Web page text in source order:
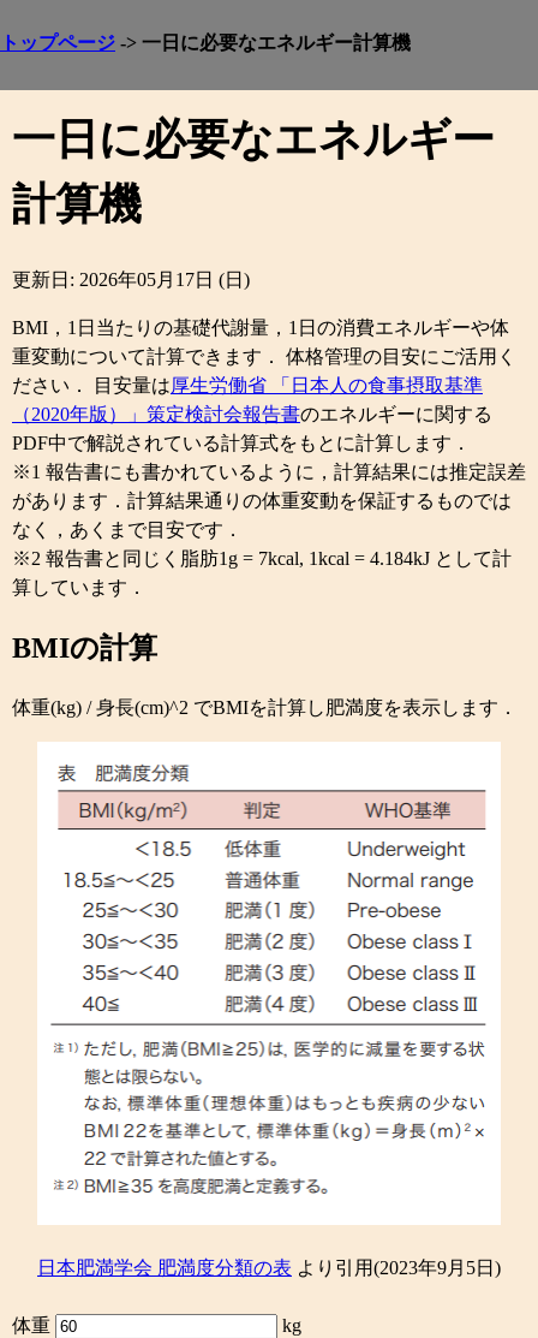
トップページ -> 一日に必要なエネルギー計算機
一日に必要なエネルギー
計算機
更新日: 2026年05月17日 (日)
BMI，1日当たりの基礎代謝量，1日の消費エネルギーや体
重変動について計算できます． 体格管理の目安にご活用く
ださい． 目安量は厚生労働省 「日本人の食事摂取基準
（2020年版）」策定検討会報告書のエネルギーに関する
PDF中で解説されている計算式をもとに計算します．
※1 報告書にも書かれているように，計算結果には推定誤差
があります．計算結果通りの体重変動を保証するものでは
なく，あくまで目安です．
※2 報告書と同じく脂肪1g = 7kcal, 1kcal = 4.184kJ として計
算しています．
BMIの計算
体重(kg) / 身長(cm)^2 でBMIを計算し肥満度を表示します．
日本肥満学会 肥満度分類の表 より引用(2023年9月5日)
体重
kg